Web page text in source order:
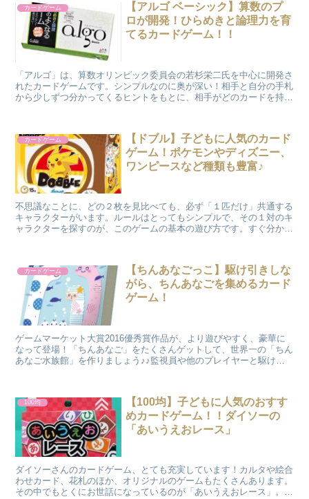
カードゲーム
【アルゴ ベーシック】算数のプ
ロが開発！ひらめきと論理力を育
てるカードゲーム！！
「アルゴ」は、算数オリンピック委員会の若杉栄二氏を中心に開発さ
れたカードゲームです。シンプルなのに奥が深い！相手と自分の手札
から少しずつ分かってくるヒントをもとに、相手がどのカードを持っ
カードゲーム
【ドブル】子どもに人気のカード
ゲーム！ポケモンやディズニー、
ワンピースなど種類も豊富♪
不思議なことに、どの２枚を見比べても、必ず「１匹だけ」共通する
キャラクターがいます。ルールはとってもシンプルで、その１対のキ
ャラクターを探すのが、このゲームの基本の遊び方です。すぐ分かり
カードゲーム
【ちんあなごっこ】駆け引きしな
がら、ちんあなごを集めるカード
ゲーム！
ゲームマーケット大賞2016優秀賞作品が、より遊びやすく、豪華に
なって登場！「ちんあなご」をたくさんゲットして、世界一の「ちん
あなご水族館」を作りましょう♪♪監視員や他のプレイヤーと駆け引
100均
【100均】子どもに人気のおすす
めカードゲーム！！ダイソーの
「あいうえおレース」
ダイソーさんのカードゲーム、とても充実しています！カルタや絵合
わせカード、花札のほか、オリジナルのゲームもたくさんあります。
その中でもとくにお世話になっているのが「あいうえおレース」。基